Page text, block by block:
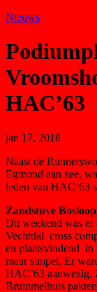
Nieuws
HAC’63
jan 17, 2018
Naast de
Egmond aan zee,
leden van HAC’63
Zandstuve
Dit weekend was er
Vechtdal cross
en plaatsvindend in
maar simpel. Er
HAC’63 aanwezig.
Brummelhuis